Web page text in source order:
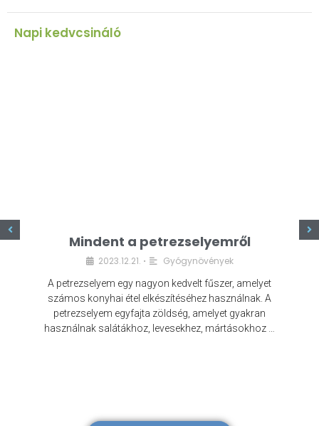
Napi kedvcsináló
Mindent a petrezselyemről
2023.12.21. • Gyógynövények
A petrezselyem egy nagyon kedvelt fűszer, amelyet
számos konyhai étel elkészítéséhez használnak. A
petrezselyem egyfajta zöldség, amelyet gyakran
használnak salátákhoz, levesekhez, mártásokhoz …